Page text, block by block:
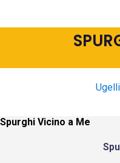
Spurghi Vicino a Me